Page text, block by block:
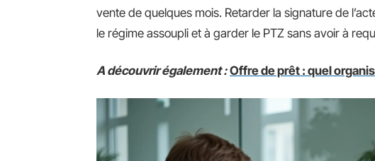
vente de quelques mois. Retarder la signature de
le régime assoupli et à garder le PTZ sans avoir à
A découvrir également : Offre de prêt : quel